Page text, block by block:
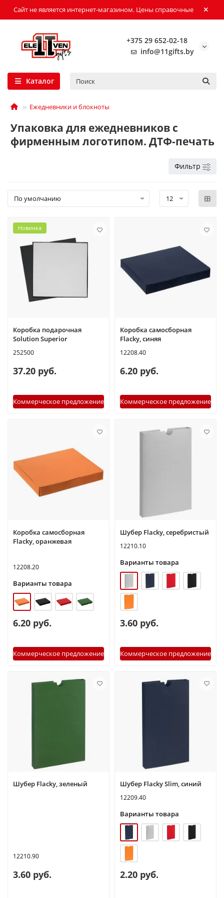
Сайт не является интернет-магазином. Цены справочные
+375 29 652-02-18
info@11gifts.by
Каталог
Ежедневники и блокноты
Упаковка для ежедневников с
фирменным логотипом. ДТФ-печать
Фильтр
Новинка
Коробка подарочная
Solution Superior
252500
37.20 руб.
Коммерческое предложение
Коробка самосборная
Flacky, синяя
12208.40
6.20 руб.
Коммерческое предложение
Коробка самосборная
Flacky, оранжевая
12208.20
Варианты товара
6.20 руб.
Коммерческое предложение
Шубер Flacky, серебристый
12210.10
Варианты товара
3.60 руб.
Коммерческое предложение
Шубер Flacky, зеленый
12210.90
3.60 руб.
Шубер Flacky Slim, синий
12209.40
Варианты товара
2.20 руб.